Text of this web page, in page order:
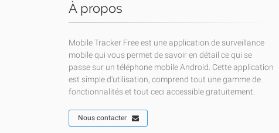
À propos
Mobile Tracker Free est une application de surveillance
mobile qui vous permet de savoir en détail ce qui se
passe sur un téléphone mobile Android. Cette application
est simple d'utilisation, comprend tout une gamme de
fonctionnalités et tout ceci accessible gratuitement.
Nous contacter